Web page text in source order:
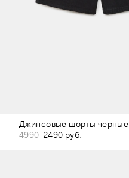
Джинсовые шорты чёрные
4990 2490 руб.